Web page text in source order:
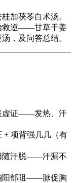
加茯苓白术汤。
救逆——甘草干姜
，及问答总结。
虚证——发热、汗
+ 项背强几几（有
随汗脱——汗漏不
阳郁阻——脉促胸